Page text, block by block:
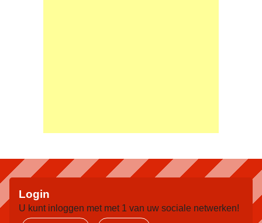
Login
U kunt inloggen met met 1 van uw sociale netwerken!